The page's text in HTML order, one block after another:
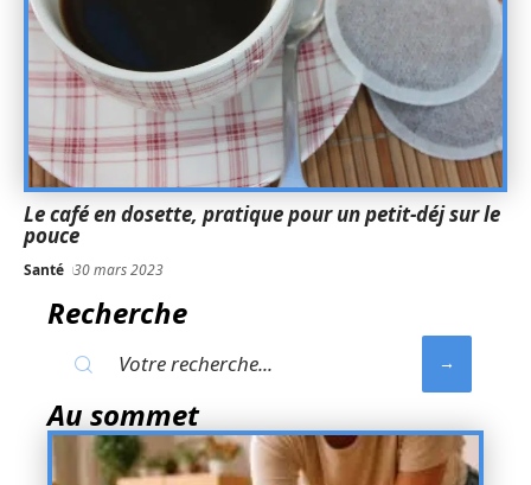
Le café en dosette, pratique pour un petit-déj sur le
pouce
Santé 30 mars 2023
Recherche
Au sommet